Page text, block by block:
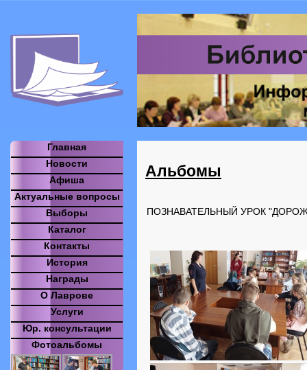
Альбомы
ПОЗНАВАТЕЛЬНЫЙ УРОК
Главная
Новости
Афиша
Актуальные вопросы
Выборы
Каталог
Контакты
История
Награды
О Лаврове
Услуги
Юр. консультации
Фотоальбомы